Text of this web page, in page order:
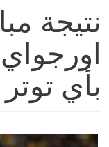
نتيجة
بأي توتر